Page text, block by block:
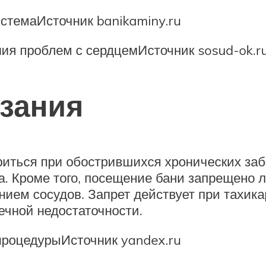
banikaminy.ru
проблем с сердцемИсточник sosud-
при обострившихся хронических
Кроме того, посещение бани запрещено
сосудов. Запрет действует при
недостаточности.
yandex.ru